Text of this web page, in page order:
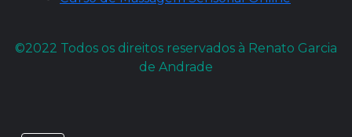
©2022 Todos os direitos reservados à Renato Garcia
de Andrade